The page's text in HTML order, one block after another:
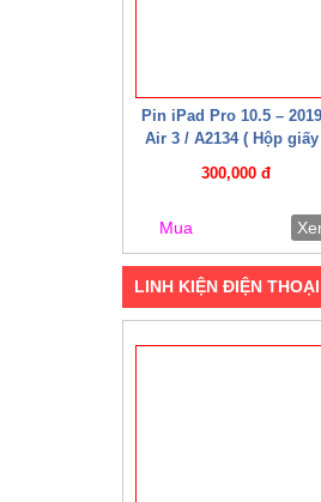
Pin iPad Pro 10.5 –
Air 3 / A2134 ( Hộp giấy
300,000 đ
Mua
LINH KIỆN ĐIỆN